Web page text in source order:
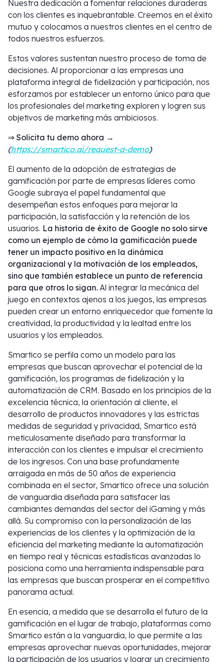
Nuestra dedicación a fomentar relaciones duraderas
con los clientes es inquebrantable. Creemos en el éxito
mutuo y colocamos a nuestros clientes en el centro de
todos nuestros esfuerzos.
Estos valores sustentan nuestro proceso de toma de
decisiones. Al proporcionar a las empresas una
plataforma integral de fidelización y participación, nos
esforzamos por establecer un entorno único para que
los profesionales del marketing exploren y logren sus
objetivos de marketing más ambiciosos.
⇒ Solicita tu demo ahora →
(https://smartico.ai/request-a-demo)
El aumento de la adopción de estrategias de
gamificación por parte de empresas líderes como
Google subraya el papel fundamental que
desempeñan estos enfoques para mejorar la
participación, la satisfacción y la retención de los
usuarios. La historia de éxito de Google no solo sirve
como un ejemplo de cómo la gamificación puede
tener un impacto positivo en la dinámica
organizacional y la motivación de los empleados,
sino que también establece un punto de referencia
para que otros lo sigan. Al integrar la mecánica del
juego en contextos ajenos a los juegos, las empresas
pueden crear un entorno enriquecedor que fomente la
creatividad, la productividad y la lealtad entre los
usuarios y los empleados.
Smartico se perfila como un modelo para las
empresas que buscan aprovechar el potencial de la
gamificación, los programas de fidelización y la
automatización de CRM. Basado en los principios de la
excelencia técnica, la orientación al cliente, el
desarrollo de productos innovadores y las estrictas
medidas de seguridad y privacidad, Smartico está
meticulosamente diseñado para transformar la
interacción con los clientes e impulsar el crecimiento
de los ingresos. Con una base profundamente
arraigada en más de 50 años de experiencia
combinada en el sector, Smartico ofrece una solución
de vanguardia diseñada para satisfacer las
cambiantes demandas del sector del iGaming y más
allá. Su compromiso con la personalización de las
experiencias de los clientes y la optimización de la
eficiencia del marketing mediante la automatización
en tiempo real y técnicas estadísticas avanzadas lo
posiciona como una herramienta indispensable para
las empresas que buscan prosperar en el competitivo
panorama actual.
En esencia, a medida que se desarrolla el futuro de la
gamificación en el lugar de trabajo, plataformas como
Smartico están a la vanguardia, lo que permite a las
empresas aprovechar nuevas oportunidades, mejorar
la participación de los usuarios y lograr un crecimiento